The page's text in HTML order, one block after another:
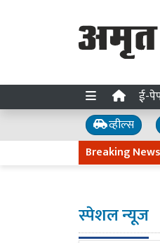
ई-
व्हील्स
Breaking News
स्पेशल न्यूज